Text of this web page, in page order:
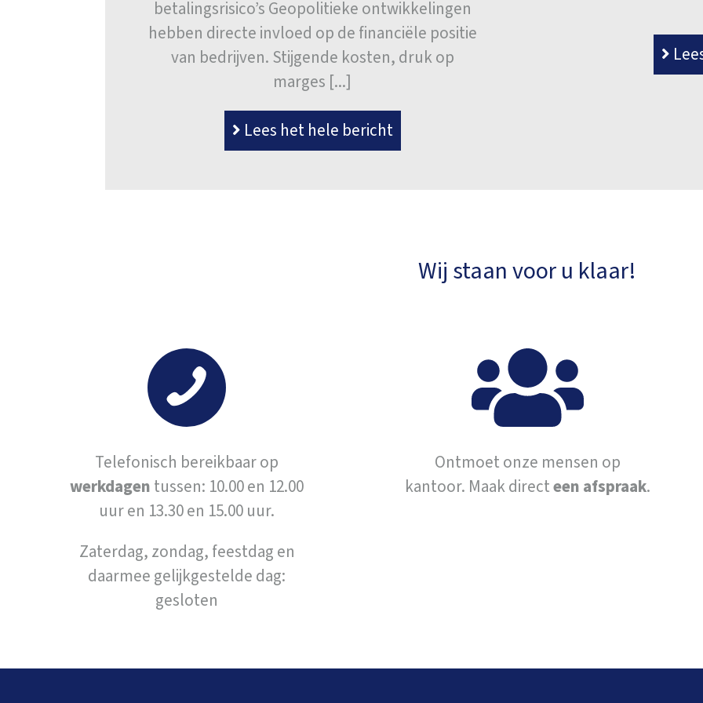
betalingsrisico’s Geopolitieke ontwikkelingen
hebben directe invloed op de financiële positie
van bedrijven. Stijgende kosten, druk op
marges [...]
Lees het hele bericht
Wij staan voor u klaar!
Telefonisch bereikbaar op
werkdagen tussen: 10.00 en 12.00
uur en 13.30 en 15.00 uur.
Zaterdag, zondag, feestdag en
daarmee gelijkgestelde dag:
gesloten
Ontmoet onze mensen op
kantoor. Maak directeen afspraak.